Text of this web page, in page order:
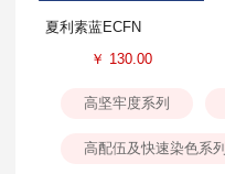
夏利素蓝ECFN
￥ 130.00
高坚牢度系列
高配伍及快速染色系列